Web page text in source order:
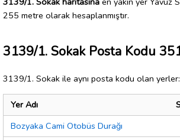
255 metre olarak hesaplanmıştır.
3139/1. Sokak Posta Kodu
3139/1. Sokak ile aynı posta kodu olan yerler:
Yer Adı
Bozyaka Cami Otobüs Durağı